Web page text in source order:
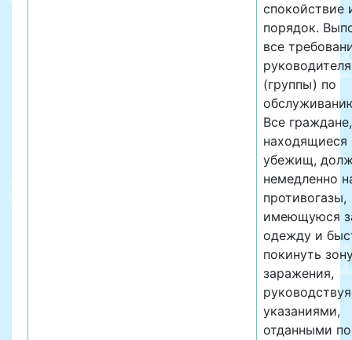
спокойствие
порядок.
все
(группы) по
Все граждане,
находящиеся
убежищ,
немедленно
противогазы,
имеющуюся
одежду и
покинуть
заражения,
указаниями,
отданными по